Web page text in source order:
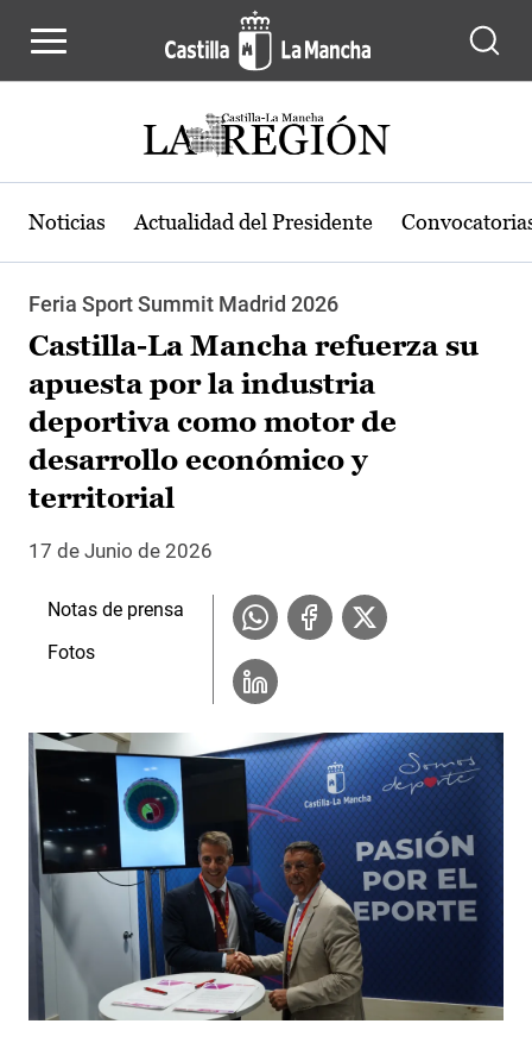
Noticias Actualidad del Presidente
Feria Sport Summit Madrid 2026
Castilla-La Mancha refuerza su
apuesta por la industria
deportiva como motor de
desarrollo económico y
territorial
17 de Junio de 2026
Notas de prensa
Fotos